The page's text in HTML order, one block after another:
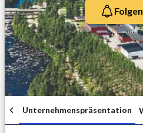
Unternehmenspräsentation